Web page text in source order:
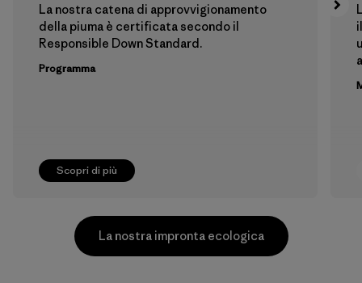
Scopri di più
La nostra catena di approvvigionamento
della piuma è certificata secondo il
Responsible Down Standard.
Programma
La nostra impronta ecologica